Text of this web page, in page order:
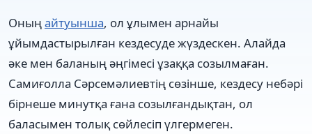
Оның айтуынша, ол ұлымен арнайы
ұйымдастырылған кездесуде жүздескен. Алайда
әке мен баланың әңгімесі ұзаққа созылмаған.
Самиғолла Сәрсемәлиевтің сөзінше, кездесу небәрі
бірнеше минутқа ғана созылғандықтан, ол
баласымен толық сөйлесіп үлгермеген.